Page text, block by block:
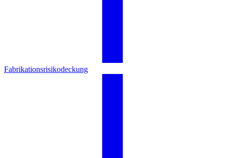
Fabrikationsrisikodeckung